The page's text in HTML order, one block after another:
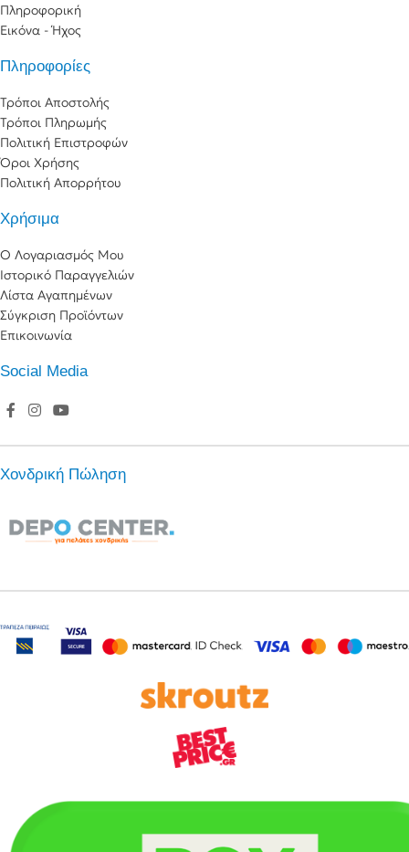
Πληροφορική
Εικόνα - Ήχος
Πληροφορίες
Τρόποι Αποστολής
Τρόποι Πληρωμής
Πολιτική Επιστροφών
Όροι Χρήσης
Πολιτική Απορρήτου
Χρήσιμα
Ο Λογαριασμός Μου
Ιστορικό Παραγγελιών
Λίστα Αγαπημένων
Σύγκριση Προϊόντων
Επικοινωνία
Social Media
Χονδρική Πώληση